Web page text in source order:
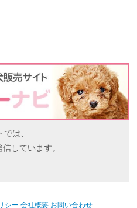
は、
しています。
シー 会社概要 お問い合わせ